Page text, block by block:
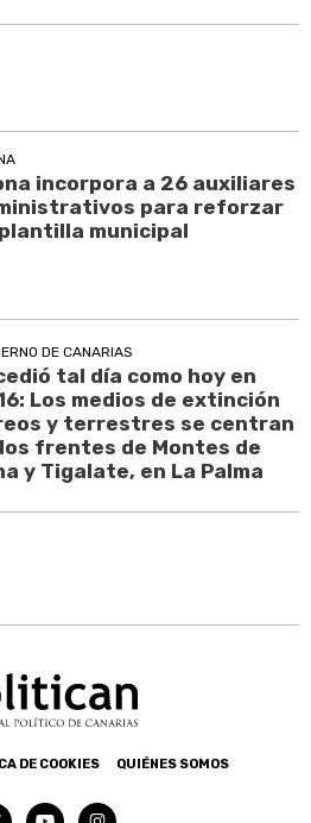
incorpora a 26 auxiliares
para reforzar
municipal
DE CANARIAS
tal día como hoy en
Los medios de extinción
y terrestres se centran
frentes de Montes de
y Tigalate, en La Palma
DE COOKIES QUIÉNES SOMOS